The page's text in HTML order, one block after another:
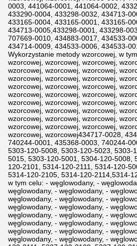
0003, 441064-0001, 441064-0002,
433290-0004, 433298-0032, 434713-
433165-0004, 433165-0001, 433165-
434713-0005,433298-0001, 433298-
707669-0010, 434883-0017, 434533-
434714-0009, 434533-0006, 434533-
Wykorzystanie metody wzorcowej, w
wzorcowej, wzorcowej, wzorcowej,
wzorcowej, wzorcowej, wzorcowej,
wzorcowej, wzorcowej, wzorcowej,
wzorcowej, wzorcowej, wzorcowej,
wzorcowej, wzorcowej, wzorcowej,
wzorcowej, wzorcowej, wzorcowej,
wzorcowej, wzorcowej, wzorcowej,
wzorcowej, wzorcowej, wzorcowej,
wzorcowej, wzorcowej, wzorcowej,
wzorcowej, wzorcowej434717-0028,
740244-0001, 435368-0003, 740244-
5303-120-5008, 5303-120-5023, 5303-
5015, 5303-120-5001, 5304-120-5008,
120-2101, 5314-120-2111, 5314-120-
5314-120-2105, 5314-120-2114,5314-
w tym celu: - węglowodany, -
węglowodany, - węglowodany, -
węglowodany, - węglowodany, -
węglowodany, - węglowodany, -
węglowodany, - węglowodany, -
węglowodany, - węglowodany, -
węglowodany, - węglowodany, -
węglowodany, - węglowodany, -